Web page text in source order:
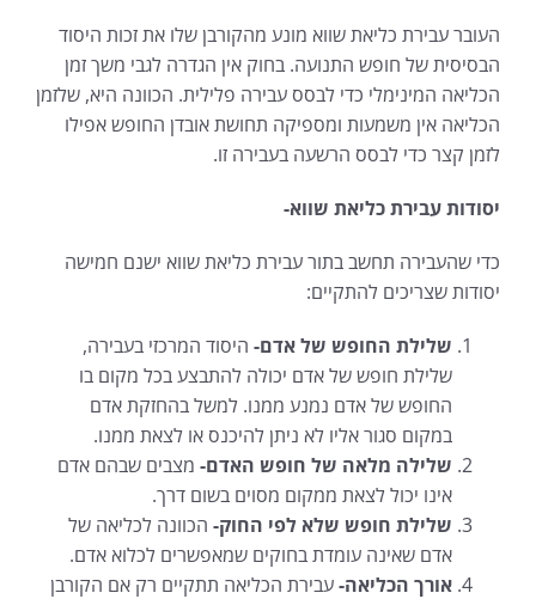
העובר עבירת כליאת שווא מונע מהקורבן שלו את זכות היסוד
הבסיסית של חופש התנועה. בחוק אין הגדרה לגבי משך זמן
הכליאה המינימלי כדי לבסס עבירה פלילית. הכוונה היא, שלזמן
הכליאה אין משמעות ומספיקה תחושת אובדן החופש אפילו
לזמן קצר כדי לבסס הרשעה בעבירה זו.
יסודות עבירת כליאת שווא-
כדי שהעבירה תחשב בתור עבירת כליאת שווא ישנם חמישה
יסודות שצריכים להתקיים:
שלילת החופש של אדם- היסוד המרכזי בעבירה,
שלילת חופש של אדם יכולה להתבצע בכל מקום בו
החופש של אדם נמנע ממנו. למשל בהחזקת אדם
במקום סגור אליו לא ניתן להיכנס או לצאת ממנו.
שלילה מלאה של חופש האדם- מצבים שבהם אדם
אינו יכול לצאת ממקום מסוים בשום דרך.
שלילת חופש שלא לפי החוק- הכוונה לכליאה של
אדם שאינה עומדת בחוקים שמאפשרים לכלוא אדם.
אורך הכליאה-עבירת הכליאה תתקיים רק אם הקורבן